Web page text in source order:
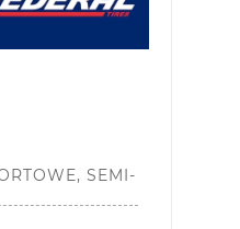
SEMI-